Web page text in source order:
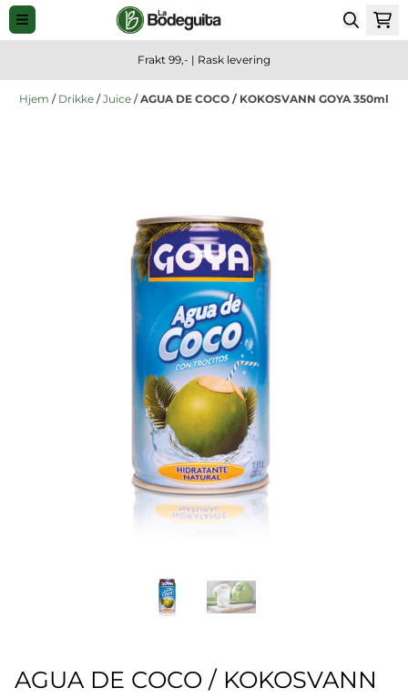
Hopp til innhold
Frakt 99,- | Rask levering
Hjem / Drikke /Juice /AGUA DE COCO / KOKOSVANN GOYA 350ml
AGUA DE COCO / KOKOSVANN